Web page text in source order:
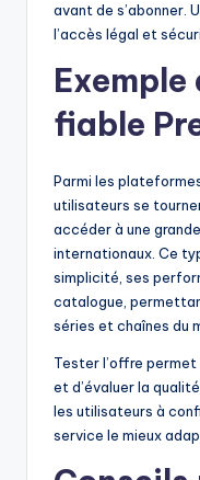
avant de s’abonner.
l’accès légal et
fiable
Parmi les
utilisateurs se
accéder à une
internationaux. Ce
simplicité, ses
catalogue,
séries et chaînes du
Tester l’offre
et d’évaluer la
les utilisateurs à
service le mieux